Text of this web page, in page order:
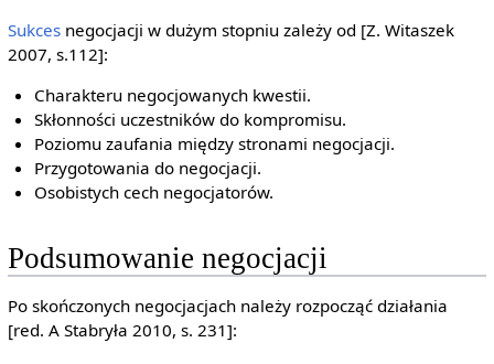
Sukcesnegocjacji w dużym stopniu zależy od [Z. Witaszek
2007, s.112]:
Charakteru negocjowanych kwestii.
Skłonności uczestników do kompromisu.
Poziomu zaufania między stronami negocjacji.
Przygotowania do negocjacji.
Osobistych cech negocjatorów.
Podsumowanie negocjacji
Po skończonych negocjacjach należy rozpocząć działania
[red. A Stabryła 2010, s. 231]: